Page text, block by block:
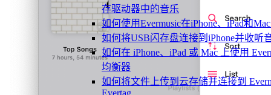
存驱动器中的音乐
如何使用Evermusic在iPhone、iPad和
如何将USB闪存盘连接到iPhone并收听
如何在 iPhone、iPad 或 Mac 上使用
均衡器
如何将文件上传到云存储并连接到
Evertag